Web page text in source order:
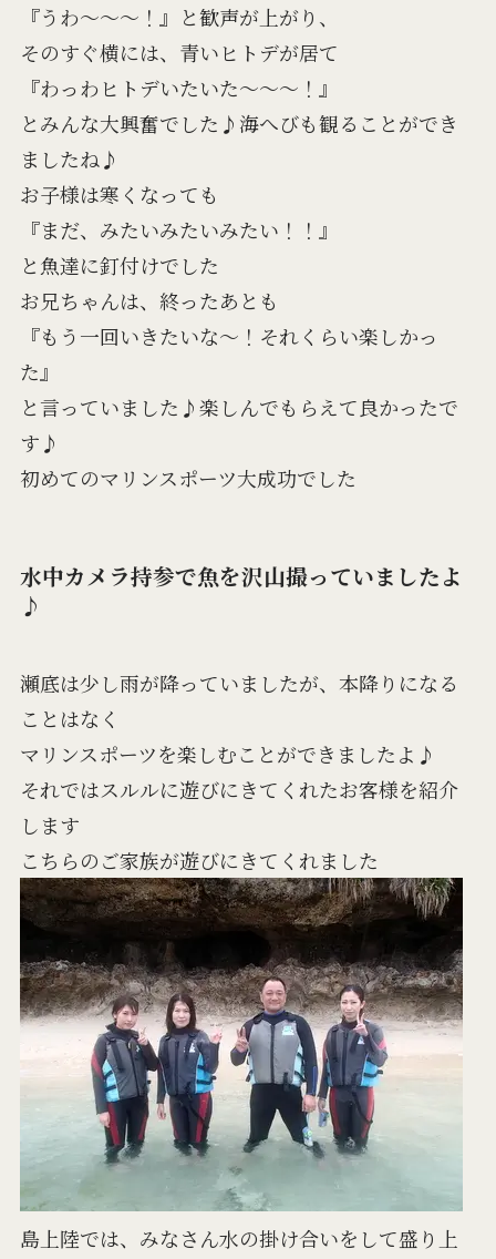
『うわ～～～！』と歓声が上がり、
そのすぐ横には、青いヒトデが居て
『わっわヒトデいたいた～～～！』
とみんな大興奮でした♪海へびも観ることができ
ましたね♪
お子様は寒くなっても
『まだ、みたいみたいみたい！！』
と魚達に釘付けでした
お兄ちゃんは、終ったあとも
『もう一回いきたいな～！それくらい楽しかっ
た』
と言っていました♪楽しんでもらえて良かったで
す♪
初めてのマリンスポーツ大成功でした
水中カメラ持参で魚を沢山撮っていましたよ
♪
瀬底は少し雨が降っていましたが、本降りになる
ことはなく
マリンスポーツを楽しむことができましたよ♪
それではスルルに遊びにきてくれたお客様を紹介
します
こちらのご家族が遊びにきてくれました
島上陸では、みなさん水の掛け合いをして盛り上